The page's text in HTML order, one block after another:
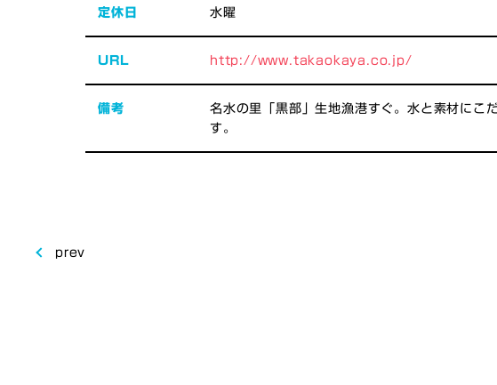
定休日 水曜
URL http://www.takaokaya.co.jp/
備考
名水の里「黒部」生地漁港すぐ。水と素材にこ
す。
prev